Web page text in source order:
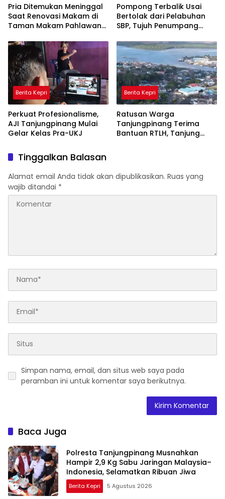
Pria Ditemukan Meninggal
Saat Renovasi Makam di
Taman Makam Pahlawan
Pompong Terbalik Usai
Bertolak dari Pelabuhan
SBP, Tujuh Penumpang
Satpolairud dan KPLP
Berita Kepri
Perkuat Profesionalisme,
AJI Tanjungpinang Mulai
Gelar Kelas Pra-UKJ
Berita Kepri
Ratusan Warga
Tanjungpinang Terima
Bantuan RTLH, Tanjung
Tinggalkan Balasan
Alamat email Anda tidak akan dipublikasikan. Ruas yang
wajib ditandai *
Simpan nama, email, dan situs web saya pada
peramban ini untuk komentar saya berikutnya.
Baca Juga
Polresta Tanjungpinang Musnahkan
Hampir 2,9 Kg Sabu Jaringan Malaysia–
Indonesia, Selamatkan Ribuan Jiwa
Berita Kepri 5 Agustus 2026